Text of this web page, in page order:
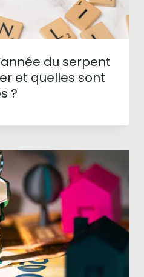
du serpent
et quelles sont
?